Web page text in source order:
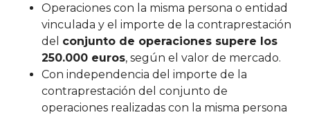
Operaciones con la misma persona o entidad
vinculada y el importe de la contraprestación
del conjunto de operaciones supere los
250.000 euros, según el valor de mercado.
Con independencia del importe de la
contraprestación del conjunto de
operaciones realizadas con la misma persona